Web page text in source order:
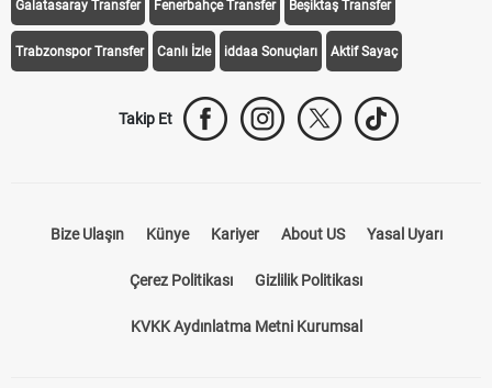
Galatasaray Transfer Fenerbahçe Transfer Beşiktaş Transfer
Trabzonspor Transfer Canlı İzle iddaa Sonuçları Aktif Sayaç
Takip Et
Bize Ulaşın Künye Kariyer About US Yasal Uyarı
Çerez Politikası Gizlilik Politikası
KVKK Aydınlatma Metni Kurumsal